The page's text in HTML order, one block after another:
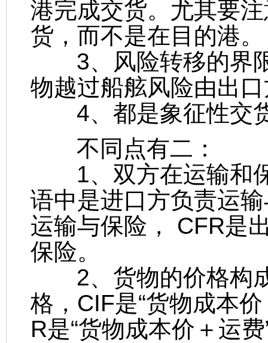
港完成交货。尤其要
货，而不是在目的港。
3、风险转移的界限
物越过船舷风险由出
4、都是象征性交
不同点有二：
1、双方在运输和保
语中是进口方负责运
运输与保险， CFR是
保险。
2、货物的价格构
格，CIF是“货物成本
R是“货物成本价＋运